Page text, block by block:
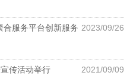
2023/09/26
合服务平台创新服务
2021/09/09
传活动举行